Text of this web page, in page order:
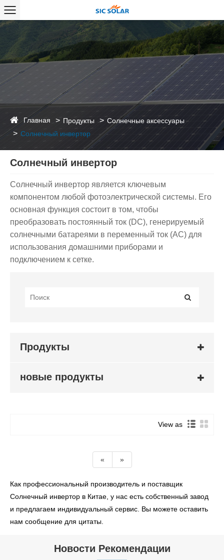
Главная Продукты
Солнечные аксессуары
Солнечный инвертор
Солнечный инвертор
Солнечный инвертор является ключевым
компонентом любой фотоэлектрической системы. Его
основная функция состоит в том, чтобы
преобразовать постоянный ток (DC), генерируемый
солнечными батареями в переменный ток (AC) для
использования домашними приборами и
подключением к сетке.
Продукты
новые продукты
View as
« »
Как профессиональный производитель и поставщик
Солнечный инвертор в Китае, у нас есть собственный завод
и предлагаем индивидуальный сервис. Вы можете оставить
нам сообщение для цитаты.
Новости Рекомендации